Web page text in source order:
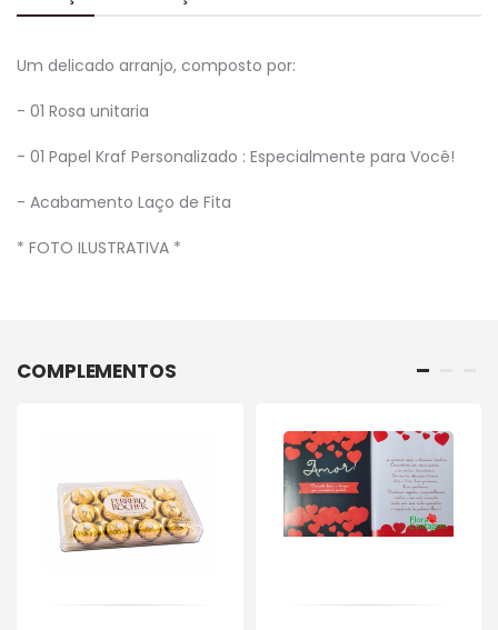
Um delicado arranjo, composto por:
- 01 Rosa unitaria
- 01 Papel Kraf Personalizado : Especialmente para Você!
- Acabamento Laço de Fita
* FOTO ILUSTRATIVA *
COMPLEMENTOS